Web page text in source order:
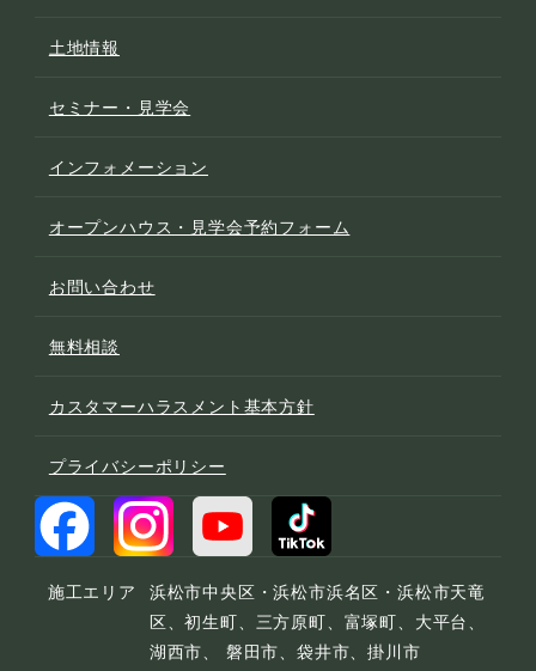
土地情報
セミナー・見学会
インフォメーション
オープンハウス・見学会予約フォーム
お問い合わせ
無料相談
カスタマーハラスメント基本方針
プライバシーポリシー
施工エリア
浜松市中央区・浜松市浜名区・浜松市天竜
区、初生町、三方原町、富塚町、大平台、
湖西市、 磐田市、袋井市、掛川市